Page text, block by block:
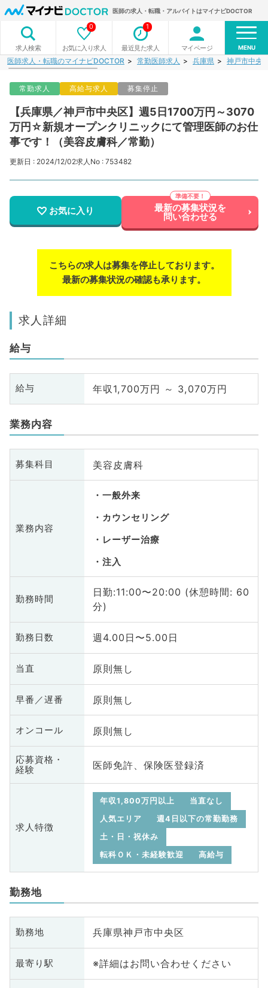
医師の求人・転職・アルバイトはマイナビDOCTOR
求人検索 お気に入り求人
0
最近見た求人
1
マイページ MENU
医師求人・転職のマイナビDOCTOR 常勤医師求人 兵庫県 神戸市中央
常勤求人 高給与求人 募集停止
【兵庫県／神戸市中央区】週5日1700万円～3070
万円☆新規オープンクリニックにて管理医師のお仕
事です！（美容皮膚科／常勤）
更新日 : 2024/12/02求人No : 753482
お気に入り 最新の募集状況を
問い合わせる
こちらの求人は募集を停止しております。
最新の募集状況の確認も承ります。
求人詳細
給与
給与 年収1,700万円 ～ 3,070万円
業務内容
募集科目 美容皮膚科
業務内容
一般外来
カウンセリング
レーザー治療
注入
勤務時間
日勤:11:00〜20:00 (休憩時間: 60
分)
勤務日数 週4.00日〜5.00日
当直 原則無し
早番／遅番 原則無し
オンコール 原則無し
応募資格・
経験
医師免許、保険医登録済
求人特徴
年収1,800万円以上
当直なし
人気エリア
週4日以下の常勤勤務
土・日・祝休み
転科ＯＫ・未経験歓迎
高給与
勤務地
勤務地 兵庫県神戸市中央区
最寄り駅 ※詳細はお問い合わせください